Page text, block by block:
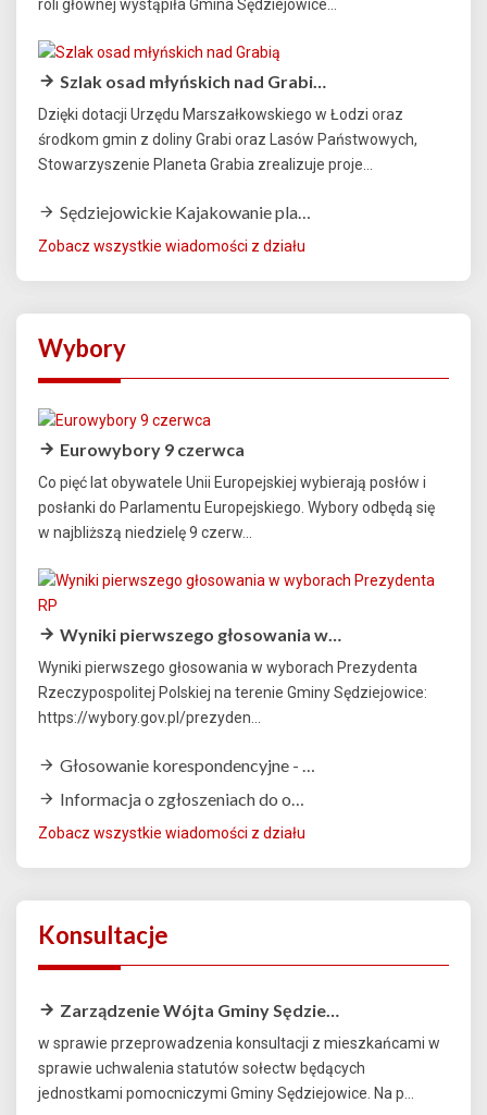
roli głównej wystąpiła Gmina Sędziejowice...
Szlak osad młyńskich nad Grabi…
Dzięki dotacji Urzędu Marszałkowskiego w Łodzi oraz
środkom gmin z doliny Grabi oraz Lasów Państwowych,
Stowarzyszenie Planeta Grabia zrealizuje proje...
Sędziejowickie Kajakowanie pla…
Zobacz wszystkie wiadomości z działu
Wybory
Eurowybory 9 czerwca
Co pięć lat obywatele Unii Europejskiej wybierają posłów i
posłanki do Parlamentu Europejskiego. Wybory odbędą się
w najbliższą niedzielę 9 czerw...
Wyniki pierwszego głosowania w…
Wyniki pierwszego głosowania w wyborach Prezydenta
Rzeczypospolitej Polskiej na terenie Gminy Sędziejowice:
https://wybory.gov.pl/prezyden...
Głosowanie korespondencyjne - …
Informacja o zgłoszeniach do o…
Zobacz wszystkie wiadomości z działu
Konsultacje
Zarządzenie Wójta Gminy Sędzie…
w sprawie przeprowadzenia konsultacji z mieszkańcami w
sprawie uchwalenia statutów sołectw będących
jednostkami pomocniczymi Gminy Sędziejowice. Na p...